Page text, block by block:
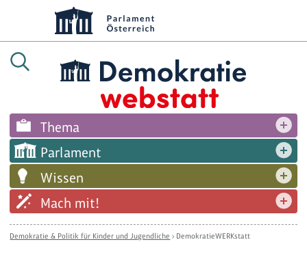
Thema
Parlament
Wissen
Mach mit!
Demokratie & Politik für Kinder und Jugendliche › DemokratieWERKstatt